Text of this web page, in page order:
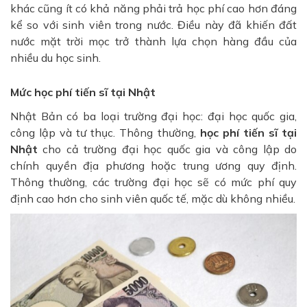
khác cũng ít có khả năng phải trả học phí cao hơn đáng
kể so với sinh viên trong nước. Điều này đã khiến đất
nước mặt trời mọc trở thành lựa chọn hàng đầu của
nhiều du học sinh.
Mức học phí tiến sĩ tại Nhật
Nhật Bản có ba loại trường đại học: đại học quốc gia,
công lập và tư thục. Thông thường, học phí tiến sĩ tại
Nhật cho cả trường đại học quốc gia và công lập do
chính quyền địa phương hoặc trung ương quy định.
Thông thường, các trường đại học sẽ có mức phí quy
định cao hơn cho sinh viên quốc tế, mặc dù không nhiều.